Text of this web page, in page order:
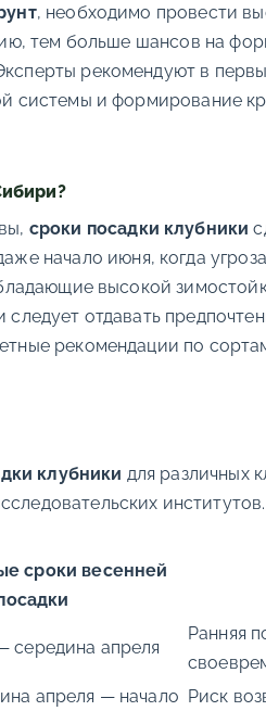
, необходимо провести
тем больше шансов на
рекомендуют в
системы и формирование
сроки посадки клубники
начало июня, когда
высокой
отдавать
рекомендации по сортам,
клубники для различных
институтов.
сроки весенней
середина апреля
Ранняя
апреля — начало Риск